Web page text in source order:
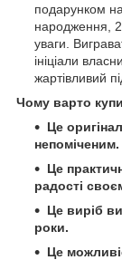
подарунком
народження,
уваги.
ініціали
жартівливий
Чому варто
Це
непоміченим.
Це
радості
Це виріб
роки.
Це